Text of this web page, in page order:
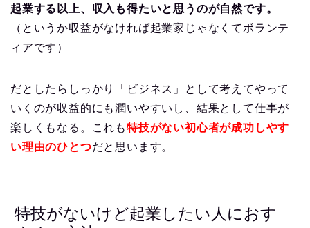
起業する以上、収入も得たいと思うのが自然です。
（というか収益がなければ起業家じゃなくてボランテ
ィアです）
だとしたらしっかり「ビジネス」として考えてやって
いくのが収益的にも潤いやすいし、結果として仕事が
楽しくもなる。これも特技がない初心者が成功しやす
い理由のひとつだと思います。
特技がないけど起業したい人におす